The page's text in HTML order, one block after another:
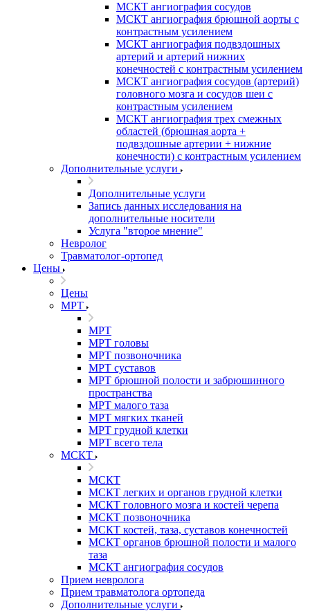
МСКТ ангиография сосудов
МСКТ ангиография брюшной аорты с
контрастным усилением
МСКТ ангиография подвздошных
артерий и артерий нижних
конечностей с контрастным усилением
МСКТ ангиография сосудов (артерий)
головного мозга и сосудов шеи с
контрастным усилением
МСКТ ангиография трех смежных
областей (брюшная аорта +
подвздошные артерии + нижние
конечности) с контрастным усилением
Дополнительные услуги
Дополнительные услуги
Запись данных исследования на
дополнительные носители
Услуга "второе мнение"
Невролог
Травматолог-ортопед
Цены
Цены
МРТ
МРТ
МРТ головы
МРТ позвоночника
МРТ суставов
МРТ брюшной полости и забрюшинного
пространства
МРТ малого таза
МРТ мягких тканей
МРТ грудной клетки
МРТ всего тела
МСКТ
МСКТ
МСКТ легких и органов грудной клетки
МСКТ головного мозга и костей черепа
МСКТ позвоночника
МСКТ костей, таза, суставов конечностей
МСКТ органов брюшной полости и малого
таза
МСКТ ангиография сосудов
Прием невролога
Прием травматолога ортопеда
Дополнительные услуги